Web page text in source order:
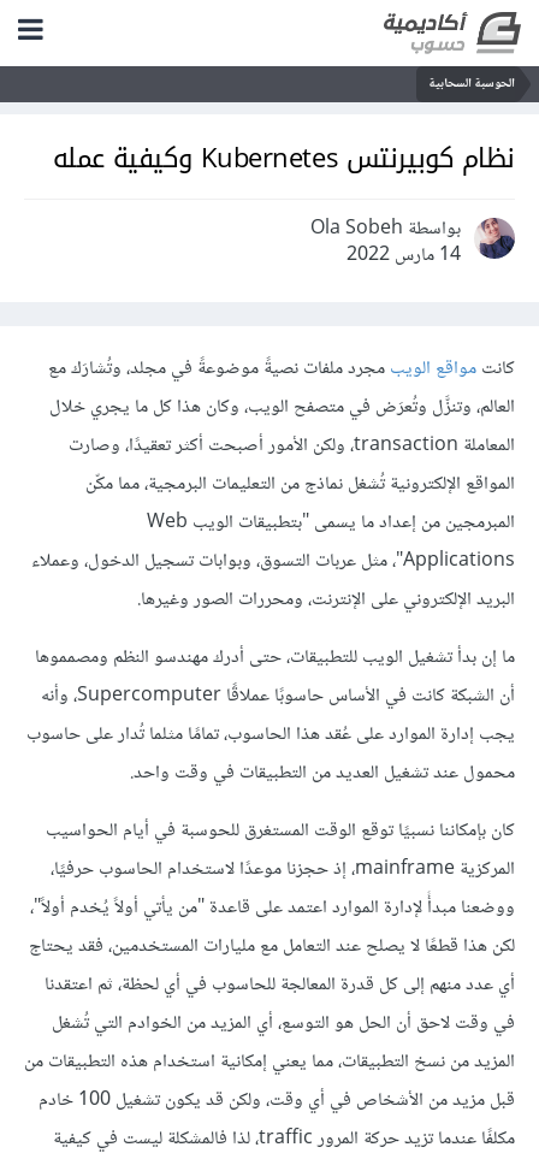
الحوسبة السحابية
نظام كوبيرنتس Kubernetes وكيفية عمله
بواسطة Ola Sobeh
14 مارس 2022
كانتمواقع الويبمجرد ملفات نصيةً موضوعةً في مجلد، وتُشارَك مع
العالم، وتنزَّل وتُعرَض في متصفح الويب، وكان هذا كل ما يجري خلال
المعاملة transaction، ولكن الأمور أصبحت أكثر تعقيدًا، وصارت
المواقع الإلكترونية تُشغل نماذج من التعليمات البرمجية، مما مكّن
المبرمجين من إعداد ما يسمى "بتطبيقات الويب Web
Applications"، مثل عربات التسوق، وبوابات تسجيل الدخول، وعملاء
البريد الإلكتروني على الإنترنت، ومحررات الصور وغيرها.
ما إن بدأ تشغيل الويب للتطبيقات، حتى أدرك مهندسو النظم ومصمموها
أن الشبكة كانت في الأساس حاسوبًا عملاقًا Supercomputer، وأنه
يجب إدارة الموارد على عُقد هذا الحاسوب، تمامًا مثلما تُدار على حاسوب
محمول عند تشغيل العديد من التطبيقات في وقت واحد.
كان بإمكاننا نسبيًا توقع الوقت المستغرق للحوسبة في أيام الحواسيب
المركزية mainframe، إذ حجزنا موعدًا لاستخدام الحاسوب حرفيًا،
ووضعنا مبدأً لإدارة الموارد اعتمد على قاعدة "من يأتي أولاً يُخدم أولاً"،
لكن هذا قطعًا لا يصلح عند التعامل مع مليارات المستخدمين، فقد يحتاج
أي عدد منهم إلى كل قدرة المعالجة للحاسوب في أي لحظة، ثم اعتقدنا
في وقت لاحق أن الحل هو التوسع، أي المزيد من الخوادم التي تُشغل
المزيد من نسخ التطبيقات، مما يعني إمكانية استخدام هذه التطبيقات من
قبل مزيد من الأشخاص في أي وقت، ولكن قد يكون تشغيل 100 خادم
مكلفًا عندما تزيد حركة المرور traffic، لذا فالمشكلة ليست في كيفية